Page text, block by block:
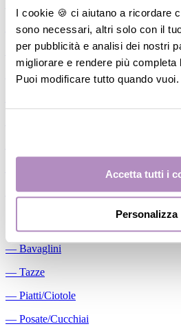
I cookie 🍪 ci aiutano a ricordare
sono necessari, altri solo con il
per pubblicità e analisi dei nostri
migliorare e rendere più
Puoi modificare tutto quando vuoi.
Accetta tutti i
Personalizza
―
Cuscini allattamento
―Biberon
―
Tettarelle
―Succhietti
Conservalatte Materno
―Massaggiagengive
― Bavaglini
― Tazze
― Piatti/Ciotole
― Posate/Cucchiai